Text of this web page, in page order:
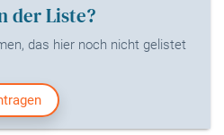
der Liste?
das hier noch nicht gelistet